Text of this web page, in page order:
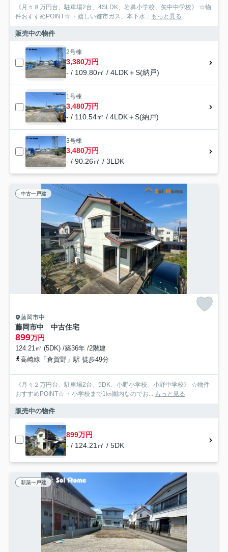
《月々８万円台、駐車場2台、4SLDK、岩鼻小学校、矢中中学校》 ☆物
件おすすめPOINT☆ ・嬉しい都市ガス、本下水... もっと見る
販売中の物件
2号棟
3,380万円
- / 109.80㎡ / 4LDK＋S(納戸)
1号棟
3,480万円
- / 110.54㎡ / 4LDK＋S(納戸)
3号棟
3,480万円
- / 90.26㎡ / 3LDK
中古一戸建
藤岡市中
藤岡市中 中古住宅
899万円
124.21㎡ (5DK) /築36年 /2階建
高崎線「倉賀野」駅 徒歩49分
《月々２万円台、駐車場2台、5DK、小野小学校、小野中学校》 ☆物件
おすすめPOINT☆ ・小学校まで1㎞圏内なのでお...
もっと見る
販売中の物件
899万円
- / 124.21㎡ / 5DK
新築一戸建